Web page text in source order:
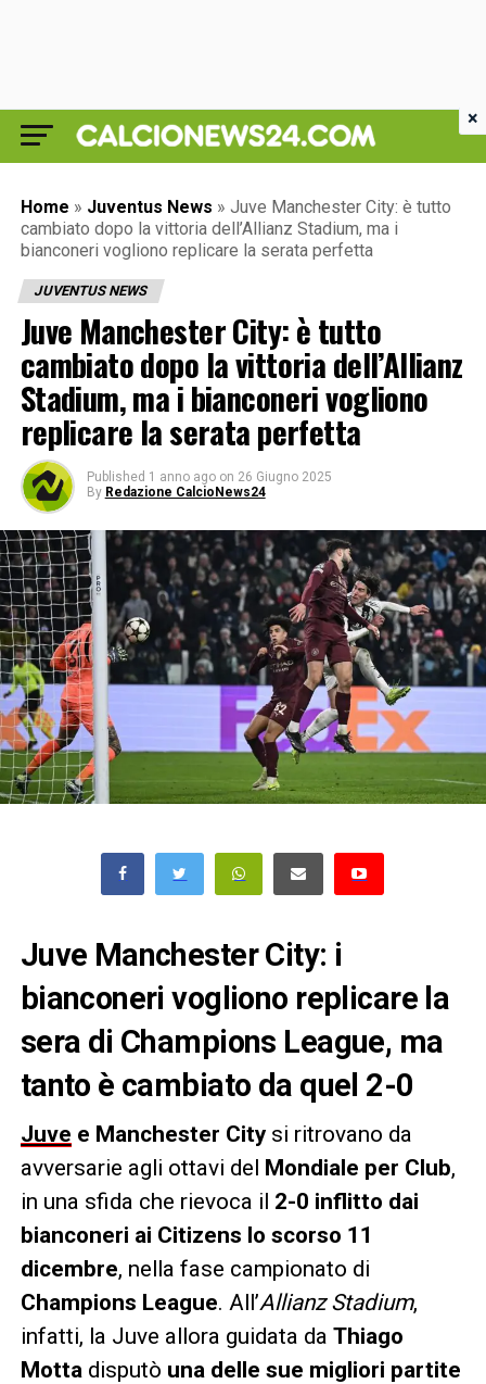
Home » Juventus News » Juve Manchester City: è tutto
cambiato dopo la vittoria dell’Allianz Stadium, ma i
bianconeri vogliono replicare la serata perfetta
JUVENTUS NEWS
Juve Manchester City: è tutto
cambiato dopo la vittoria dell’Allianz
Stadium, ma i bianconeri vogliono
replicare la serata perfetta
Published 1 anno ago on 26 Giugno 2025
By Redazione CalcioNews24
Juve Manchester City: i
bianconeri vogliono replicare la
sera di Champions League, ma
tanto è cambiato da quel 2-0
Juve e Manchester Citysi ritrovano da
avversarie agli ottavi del Mondiale per Club,
in una sfida che rievoca il 2-0 inflitto dai
bianconeri ai Citizens lo scorso 11
dicembre, nella fase campionato di
Champions League. All’Allianz Stadium,
infatti, la Juve allora guidata da Thiago
Motta disputò una delle sue migliori partite
×